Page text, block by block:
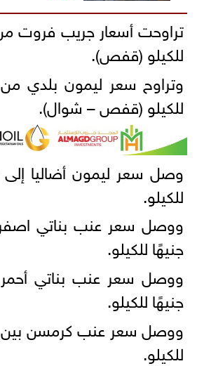
للكيلو (قفص).
للكيلو (قفص – شوال).
للكيلو.
جنيهًا للكيلو.
جنيهًا للكيلو.
للكيلو.